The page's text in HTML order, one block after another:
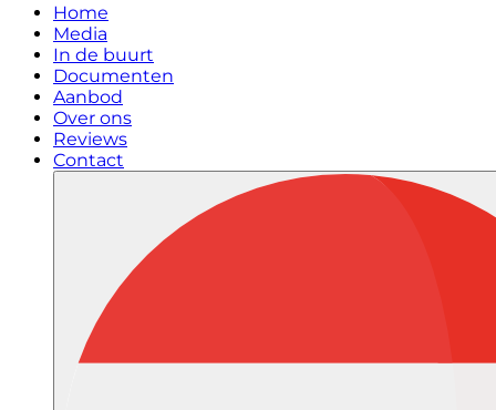
Home
Media
In de buurt
Documenten
Aanbod
Over ons
Reviews
Contact